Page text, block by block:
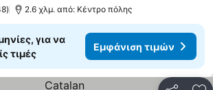
2.6 χλμ. από: Κέντρο πόλης
για να
τιμές
Εμφάνιση τιμών